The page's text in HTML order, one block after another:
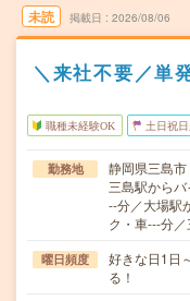
未読 掲載日 2026/08/06
＼来社不要／単
職種未経験OK 土日祝
勤務地
静岡県三島市
三島駅から
--分／大場駅
ク・車---分
曜日頻度
好きな日1日
る！